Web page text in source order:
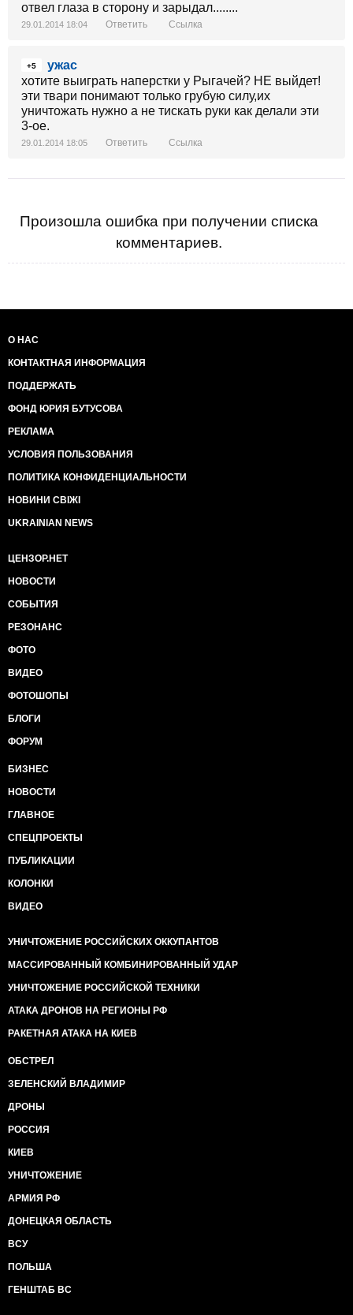
отвел глаза в сторону и зарыдал........
29.01.2014 18:04 Ответить Ссылка
+5
ужас
хотите выиграть наперстки у Рыгачей? НЕ выйдет!
эти твари понимают только грубую силу,их
уничтожать нужно а не тискать руки как делали эти
3-ое.
29.01.2014 18:05 Ответить Ссылка
Произошла ошибка при получении списка
комментариев.
О НАС
КОНТАКТНАЯ ИНФОРМАЦИЯ
ПОДДЕРЖАТЬ
ФОНД ЮРИЯ БУТУСОВА
РЕКЛАМА
УСЛОВИЯ ПОЛЬЗОВАНИЯ
ПОЛИТИКА КОНФИДЕНЦИАЛЬНОСТИ
НОВИНИ СВІЖІ
UKRAINIAN NEWS
ЦЕНЗОР.НЕТ
НОВОСТИ
СОБЫТИЯ
РЕЗОНАНС
ФОТО
ВИДЕО
ФОТОШОПЫ
БЛОГИ
ФОРУМ
БИЗНЕС
НОВОСТИ
ГЛАВНОЕ
СПЕЦПРОЕКТЫ
ПУБЛИКАЦИИ
КОЛОНКИ
ВИДЕО
УНИЧТОЖЕНИЕ РОССИЙСКИХ ОККУПАНТОВ
МАССИРОВАННЫЙ КОМБИНИРОВАННЫЙ УДАР
УНИЧТОЖЕНИЕ РОССИЙСКОЙ ТЕХНИКИ
АТАКА ДРОНОВ НА РЕГИОНЫ РФ
РАКЕТНАЯ АТАКА НА КИЕВ
ОБСТРЕЛ
ЗЕЛЕНСКИЙ ВЛАДИМИР
ДРОНЫ
РОССИЯ
КИЕВ
УНИЧТОЖЕНИЕ
АРМИЯ РФ
ДОНЕЦКАЯ ОБЛАСТЬ
ВСУ
ПОЛЬША
ГЕНШТАБ ВС